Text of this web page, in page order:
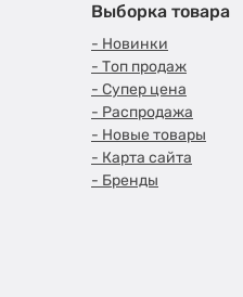
Выборка товара
- Новинки
- Топ продаж
- Супер цена
- Распродажа
- Новые товары
- Карта сайта
- Бренды